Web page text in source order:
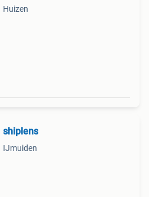
Huizen
shiplens
IJmuiden